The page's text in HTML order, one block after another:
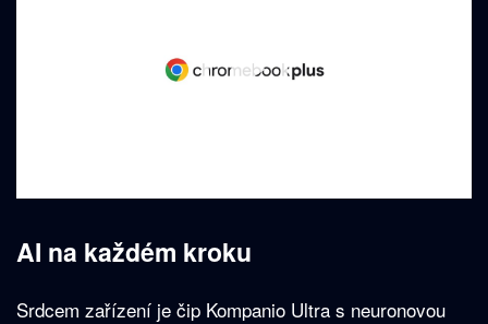
AI na každém kroku
Srdcem zařízení je čip Kompanio Ultra s neuronovou